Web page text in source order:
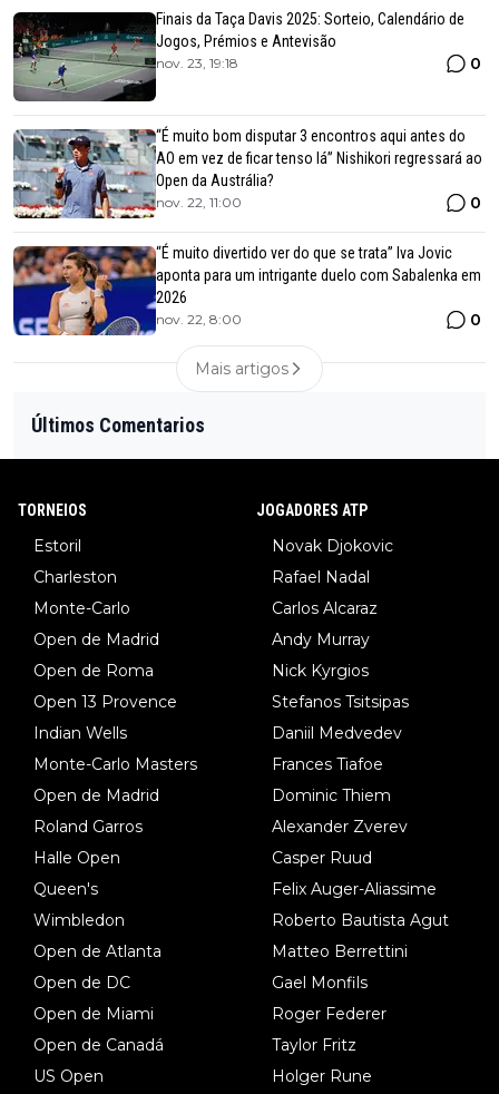
Finais da Taça Davis 2025: Sorteio, Calendário de
Jogos, Prémios e Antevisão
nov. 23, 19:18 0
“É muito bom disputar 3 encontros aqui antes do
AO em vez de ficar tenso lá” Nishikori regressará ao
Open da Austrália?
nov. 22, 11:00 0
“É muito divertido ver do que se trata” Iva Jovic
aponta para um intrigante duelo com Sabalenka em
2026
nov. 22, 8:00 0
Mais artigos
Últimos Comentarios
TORNEIOS
Estoril
Charleston
Monte-Carlo
Open de Madrid
Open de Roma
Open 13 Provence
Indian Wells
Monte-Carlo Masters
Open de Madrid
Roland Garros
Halle Open
Queen's
Wimbledon
Open de Atlanta
Open de DC
Open de Miami
Open de Canadá
US Open
JOGADORES ATP
Novak Djokovic
Rafael Nadal
Carlos Alcaraz
Andy Murray
Nick Kyrgios
Stefanos Tsitsipas
Daniil Medvedev
Frances Tiafoe
Dominic Thiem
Alexander Zverev
Casper Ruud
Felix Auger-Aliassime
Roberto Bautista Agut
Matteo Berrettini
Gael Monfils
Roger Federer
Taylor Fritz
Holger Rune